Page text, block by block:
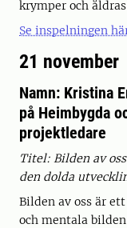
krymper och
Se inspelningen
21 november
Namn: Kristina
på Heimbygda
projektledare
Titel: Bilden av
den dolda
Bilden av oss är
och mentala